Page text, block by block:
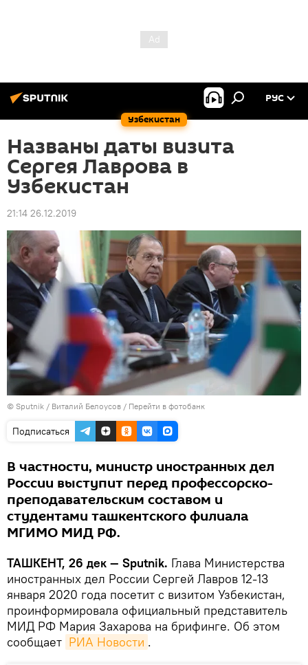
Узбекистан
РУС
Названы даты визита
Сергея Лаврова в
Узбекистан
21:14 26.12.2019
© Sputnik / Виталий Белоусов / Перейти в фотобанк
Подписаться
В частности, министр иностранных дел
России выступит перед профессорско-
преподавательским составом и
студентами ташкентского филиала
МГИМО МИД РФ.
ТАШКЕНТ, 26 дек — Sputnik. Глава Министерства
иностранных дел России Сергей Лавров 12-13
января 2020 года посетит с визитом Узбекистан,
проинформировала официальный представитель
МИД РФ Мария Захарова на брифинге. Об этом
сообщает РИА Новости .